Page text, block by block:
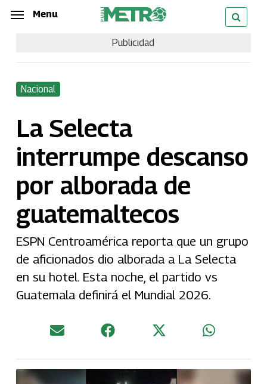
Skip
content
Menu
Publicidad
Nacional
La Selecta
interrumpe descanso
por alborada de
guatemaltecos
ESPN Centroamérica reporta que un grupo
de aficionados dio alborada a La Selecta
en su hotel. Esta noche, el partido vs
Guatemala definirá el Mundial 2026.
Menu